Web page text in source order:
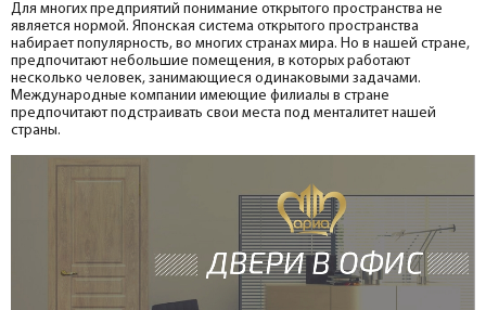
Для многих предприятий понимание открытого пространства не
является нормой. Японская система открытого пространства
набирает популярность, во многих странах мира. Но в нашей стране,
предпочитают небольшие помещения, в которых работают
несколько человек, занимающиеся одинаковыми задачами.
Международные компании имеющие филиалы в стране
предпочитают подстраивать свои места под менталитет нашей
страны.